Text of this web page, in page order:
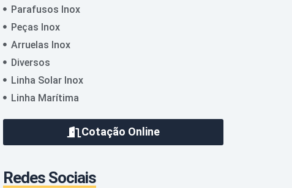
Parafusos Inox
Peças Inox
Arruelas Inox
Diversos
Linha Solar Inox
Linha Marítima
Cotação Online
Redes Sociais